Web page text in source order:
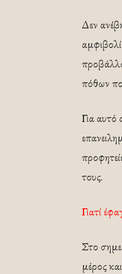
Δεν
πόθων
Για αυτό
τους.
Γιατί
Στο
μέρος